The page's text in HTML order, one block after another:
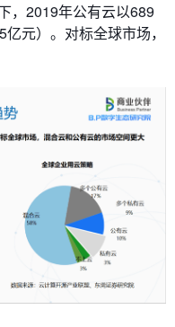
，2019年公有云以689
元）。对标全球市场，